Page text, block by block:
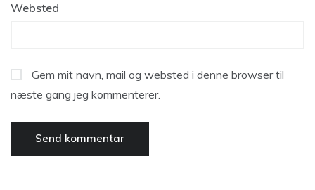
Websted
Gem mit navn, mail og websted i denne browser til
næste gang jeg kommenterer.